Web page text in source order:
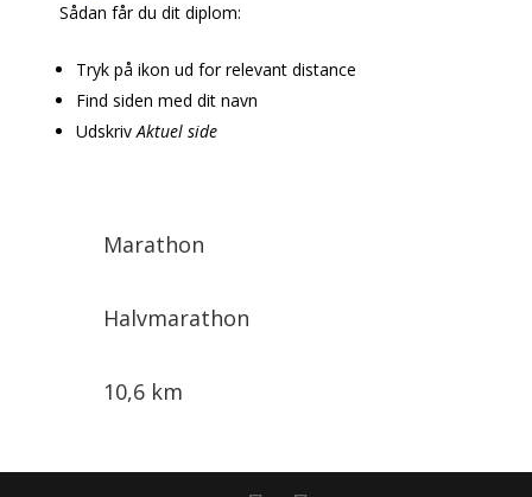
Sådan får du dit diplom:
Tryk på ikon ud for relevant distance
Find siden med dit navn
UdskrivAktuel side
Marathon
Halvmarathon
10,6 km